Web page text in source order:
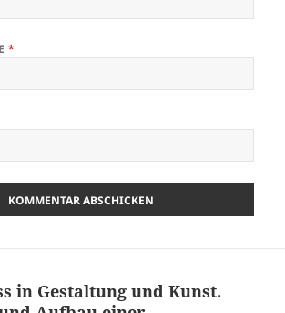
*
in Gestaltung und Kunst.